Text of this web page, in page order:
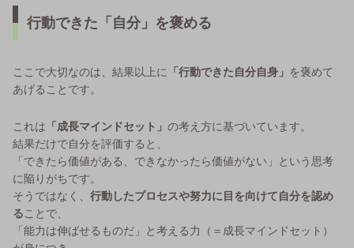
行動できた「自分」を褒める
ここで大切なのは、結果以上に 「行動できた自分自身」 を褒めて
あげることです。
これは 「成長マインドセット」 の考え方に基づいています。
結果だけで自分を評価すると、
「できたら価値がある、できなかったら価値がない」という思考
に陥りがちです。
そうではなく、 行動したプロセスや努力に目を向けて自分を認め
る ことで、
「能力は伸ばせるものだ」と考える力（＝成長マインドセット）